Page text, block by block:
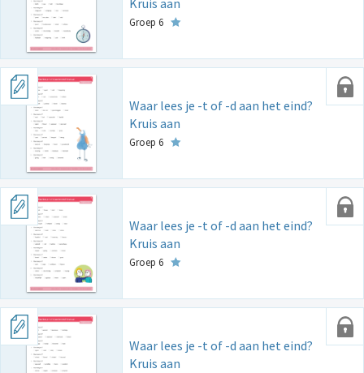
Kruis aan
Groep 6
Waar lees je -t of -d aan het eind?
Kruis aan
Groep 6
Waar lees je -t of -d aan het eind?
Kruis aan
Groep 6
Waar lees je -t of -d aan het eind?
Kruis aan